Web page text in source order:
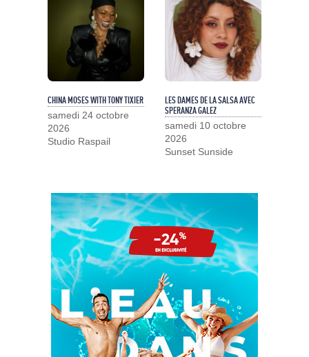
CHINA MOSES WITH TONY TIXIER
samedi 24 octobre
2026
Studio Raspail
LES DAMES DE LA SALSA AVEC
SPERANZA GALEZ
samedi 10 octobre
2026
Sunset Sunside